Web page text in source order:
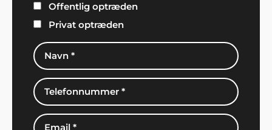
Offentlig optræden
Privat optræden